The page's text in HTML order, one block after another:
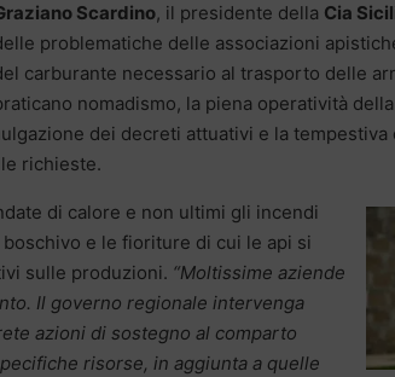
Scardino, il presidente della Cia
problematiche delle associazioni
carburante necessario al trasporto delle
nomadismo, la piena operatività
dei decreti attuativi e la
richieste.
di calore e non ultimi gli incendi
e le fioriture di cui le api si
sulle produzioni. “Moltissime aziende
Il governo regionale intervenga
azioni di sostegno al comparto
risorse, in aggiunta a quelle